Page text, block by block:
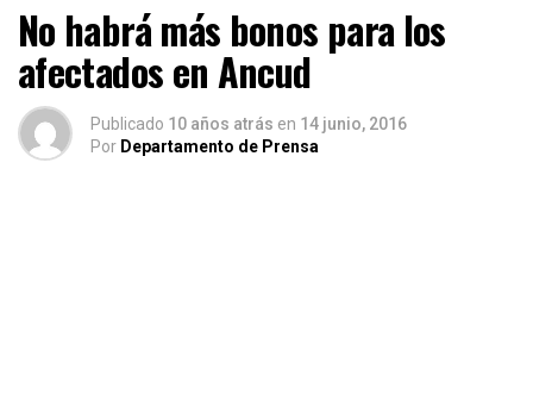
No habrá más bonos para los
afectados en Ancud
Publicado 10 años atrás en 14 junio, 2016
Por Departamento de Prensa